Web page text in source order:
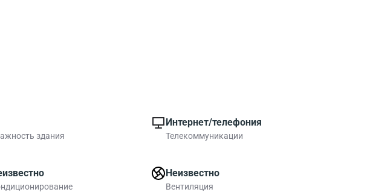
здания
Интернет/телефония
Телекоммуникации
Неизвестно
Вентиляция